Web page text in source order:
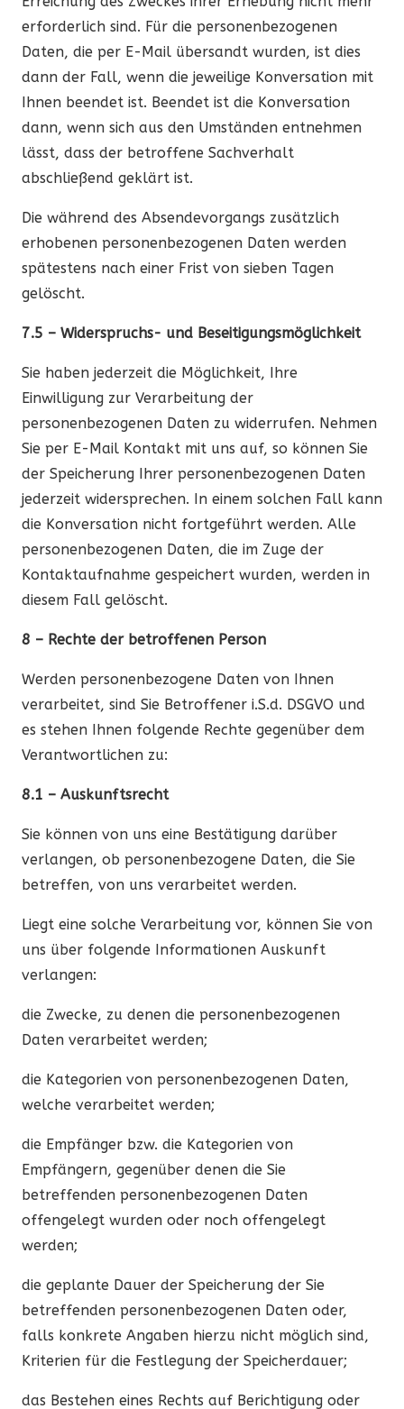
erforderlich sind. Für die personenbezogenen
Daten, die per E-Mail übersandt wurden, ist dies
dann der Fall, wenn die jeweilige Konversation mit
Ihnen beendet ist. Beendet ist die Konversation
dann, wenn sich aus den Umständen entnehmen
lässt, dass der betroffene Sachverhalt
abschließend geklärt ist.
Die während des Absendevorgangs zusätzlich
erhobenen personenbezogenen Daten werden
spätestens nach einer Frist von sieben Tagen
gelöscht.
7.5 – Widerspruchs- und Beseitigungsmöglichkeit
Sie haben jederzeit die Möglichkeit, Ihre
Einwilligung zur Verarbeitung der
personenbezogenen Daten zu widerrufen. Nehmen
Sie per E-Mail Kontakt mit uns auf, so können Sie
der Speicherung Ihrer personenbezogenen Daten
jederzeit widersprechen. In einem solchen Fall kann
die Konversation nicht fortgeführt werden. Alle
personenbezogenen Daten, die im Zuge der
Kontaktaufnahme gespeichert wurden, werden in
diesem Fall gelöscht.
8 – Rechte der betroffenen Person
Werden personenbezogene Daten von Ihnen
verarbeitet, sind Sie Betroffener i.S.d. DSGVO und
es stehen Ihnen folgende Rechte gegenüber dem
Verantwortlichen zu:
8.1 – Auskunftsrecht
Sie können von uns eine Bestätigung darüber
verlangen, ob personenbezogene Daten, die Sie
betreffen, von uns verarbeitet werden.
Liegt eine solche Verarbeitung vor, können Sie von
uns über folgende Informationen Auskunft
verlangen:
die Zwecke, zu denen die personenbezogenen
Daten verarbeitet werden;
die Kategorien von personenbezogenen Daten,
welche verarbeitet werden;
die Empfänger bzw. die Kategorien von
Empfängern, gegenüber denen die Sie
betreffenden personenbezogenen Daten
offengelegt wurden oder noch offengelegt
werden;
die geplante Dauer der Speicherung der Sie
betreffenden personenbezogenen Daten oder,
falls konkrete Angaben hierzu nicht möglich sind,
Kriterien für die Festlegung der Speicherdauer;
das Bestehen eines Rechts auf Berichtigung oder